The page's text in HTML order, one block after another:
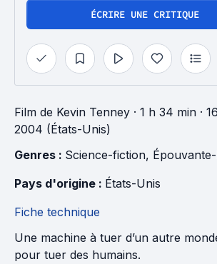
ÉCRIRE UNE CRITIQUE
Film de Kevin Tenney · 1 h 34 min ·
2004 (États-Unis)
Genres : Science-fiction,
Pays d'origine : États-Unis
Fiche technique
Une machine à tuer d’un autre
pour tuer des humains.